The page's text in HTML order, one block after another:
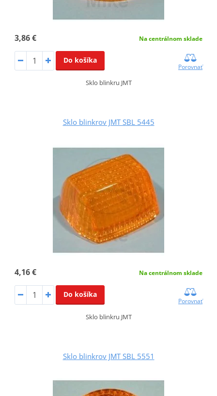
3,86 € Na centrálnom sklade
Do košíka
Porovnať
Sklo blinkru JMT
Sklo blinkrov JMT SBL 5445
4,16 € Na centrálnom sklade
Do košíka
Porovnať
Sklo blinkru JMT
Sklo blinkrov JMT SBL 5551